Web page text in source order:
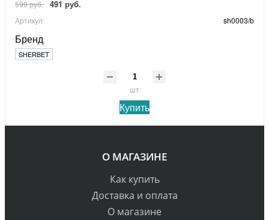
599 руб. 491 руб.
Артикул sh0003/b
Бренд
SHERBET
шт
Купить
О МАГАЗИНЕ
Как купить
Доставка и оплата
О магазине